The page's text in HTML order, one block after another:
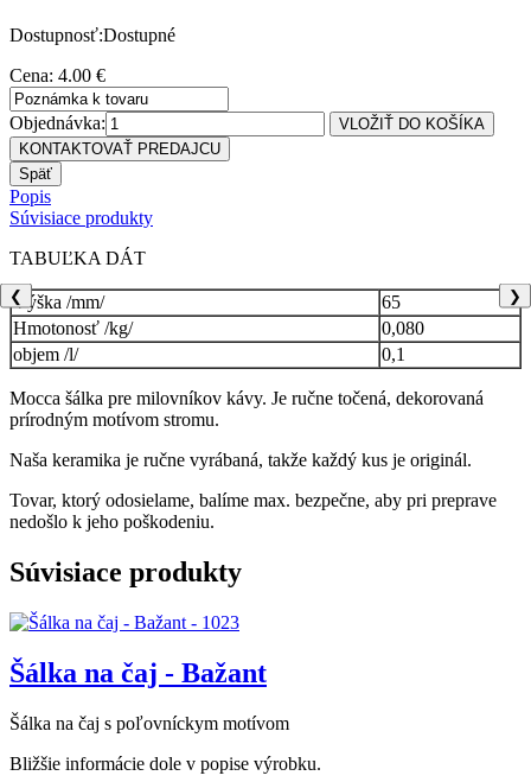
❮ ❯
Dostupnosť:Dostupné
Cena: 4.00 €
Objednávka:
Popis
Súvisiace produkty
TABUĽKA DÁT
Výška /mm/
65
Hmotonosť /kg/
0,080
objem /l/
0,1
Mocca šálka pre milovníkov kávy. Je ručne točená, dekorovaná
prírodným motívom stromu.
Naša keramika je ručne vyrábaná, takže každý kus je originál.
Tovar, ktorý odosielame, balíme max. bezpečne, aby pri preprave
nedošlo k jeho poškodeniu.
Súvisiace produkty
Šálka na čaj - Bažant
Šálka na čaj s poľovníckym motívom
Bližšie informácie dole v popise výrobku.